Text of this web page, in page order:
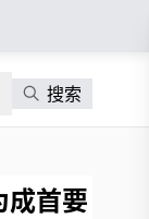
搜索
成首要